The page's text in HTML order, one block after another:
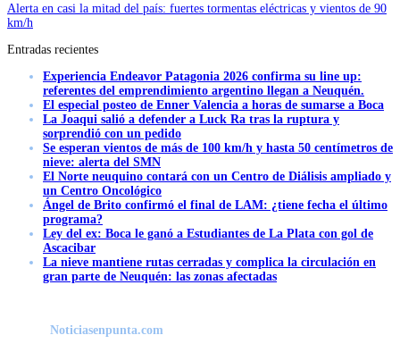
Alerta en casi la mitad del país: fuertes tormentas eléctricas y vientos de 90
km/h
Entradas recientes
Experiencia Endeavor Patagonia 2026 confirma su line up:
referentes del emprendimiento argentino llegan a Neuquén.
El especial posteo de Enner Valencia a horas de sumarse a Boca
La Joaqui salió a defender a Luck Ra tras la ruptura y
sorprendió con un pedido
Se esperan vientos de más de 100 km/h y hasta 50 centímetros de
nieve: alerta del SMN
El Norte neuquino contará con un Centro de Diálisis ampliado y
un Centro Oncológico
Ángel de Brito confirmó el final de LAM: ¿tiene fecha el último
programa?
Ley del ex: Boca le ganó a Estudiantes de La Plata con gol de
Ascacibar
La nieve mantiene rutas cerradas y complica la circulación en
gran parte de Neuquén: las zonas afectadas
Noticiasenpunta.com